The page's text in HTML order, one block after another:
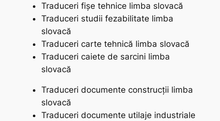
Traduceri fișe tehnice limba slovacă
Traduceri studii fezabilitate limba
slovacă
Traduceri carte tehnică limba slovacă
Traduceri caiete de sarcini limba
slovacă
Traduceri documente construcții limba
slovacă
Traduceri documente utilaje industriale